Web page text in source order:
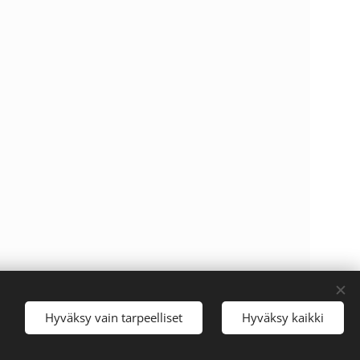
Hyväksy vain tarpeelliset Hyväksy kaikki